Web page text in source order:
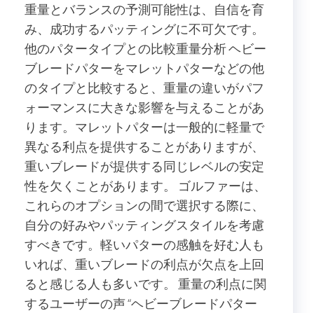
重量とバランスの予測可能性は、自信を育
み、成功するパッティングに不可欠です。
他のパタータイプとの比較重量分析 ヘビー
ブレードパターをマレットパターなどの他
のタイプと比較すると、重量の違いがパフ
ォーマンスに大きな影響を与えることがあ
ります。マレットパターは一般的に軽量で
異なる利点を提供することがありますが、
重いブレードが提供する同じレベルの安定
性を欠くことがあります。 ゴルファーは、
これらのオプションの間で選択する際に、
自分の好みやパッティングスタイルを考慮
すべきです。軽いパターの感触を好む人も
いれば、重いブレードの利点が欠点を上回
ると感じる人も多いです。 重量の利点に関
するユーザーの声 “ヘビーブレードパター